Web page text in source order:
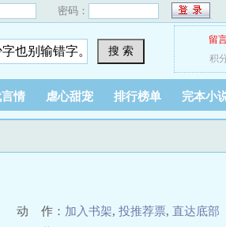
密码：
搜 索
留
积
情 虐心甜宠 排行榜单 完本小
动 作： 加入书架, 投推荐票, 直达底部